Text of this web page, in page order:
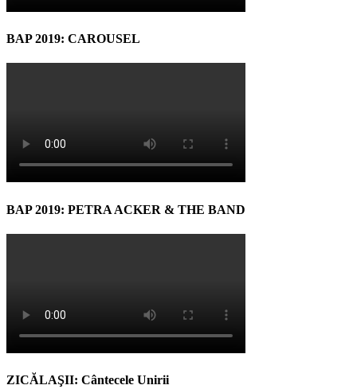
BAP 2019: CAROUSEL
BAP 2019: PETRA ACKER & THE BAND
ZICĂLAŞII: Cântecele Unirii